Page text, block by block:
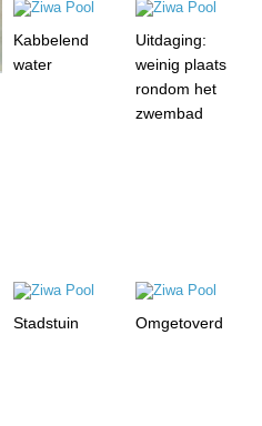
Kabbelend
water
Uitdaging:
weinig plaats
rondom het
zwembad
Stadstuin Omgetoverd